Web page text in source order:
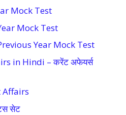
Mock Test
Mock Test
Year Mock Test
in Hindi – करेंट अफेयर्स
Affairs
सेट